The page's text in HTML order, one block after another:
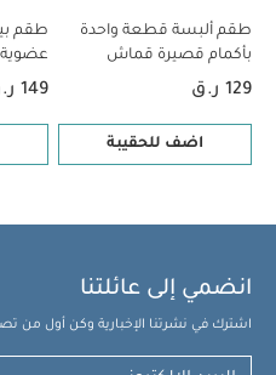
طقم ألبسة قطعة واحدة
بأكمام قصيرة قماش
عضوي بلون أبيض - 5 قطع
129 ر.ق
اضف للحقيبة
طقم
عضوية
149 ر.ق
انضمي إلى عائلتنا
اشترك في نشرتنا الإخبارية وكن أول من